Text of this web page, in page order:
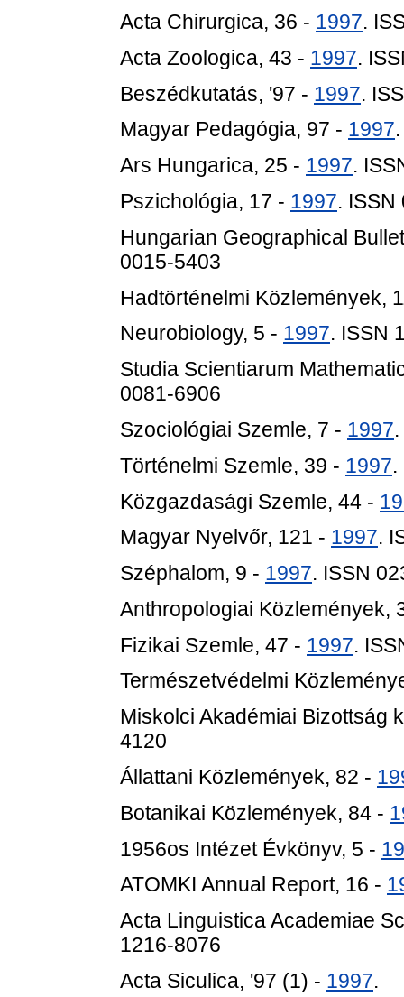
Acta Chirurgica, 36 - 1997.
Acta Zoologica, 43 - 1997.
Beszédkutatás, '97 - 1997.
Magyar Pedagógia, 97 - 1997
Ars Hungarica, 25 - 1997.
Pszichológia, 17 - 1997. ISSN
Hungarian Geographical
0015-5403
Hadtörténelmi Közlemények,
Neurobiology, 5 - 1997. ISSN
Studia Scientiarum
0081-6906
Szociológiai Szemle, 7 - 1997
Történelmi Szemle, 39 - 1997.
Közgazdasági Szemle, 44 -
Magyar Nyelvőr, 121 - 1997.
Széphalom, 9 - 1997. ISSN
Anthropologiai Közlemények,
Fizikai Szemle, 47 - 1997.
Természetvédelmi
Miskolci Akadémiai Bizottság
4120
Állattani Közlemények, 82 -
Botanikai Közlemények, 84 -
1956os Intézet Évkönyv, 5 -
ATOMKI Annual Report, 16 -
Acta Linguistica Academiae
1216-8076
Acta Siculica, '97 (1) - 1997.